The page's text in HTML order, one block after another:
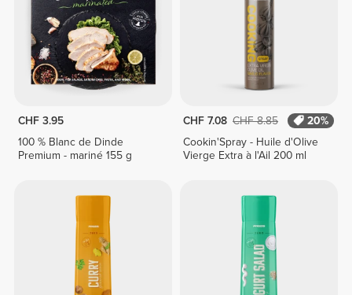
CHF 3.95
100 % Blanc de Dinde
Premium - mariné 155 g
CHF 7.08 CHF 8.85
20%
Cookin'Spray - Huile d'Olive
Vierge Extra à l'Ail 200 ml